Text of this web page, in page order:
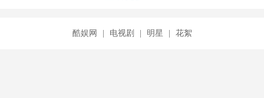
酷娱网 电视剧 明星 花絮